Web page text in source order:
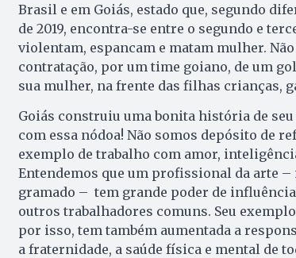
Brasil e em Goiás, estado que, segundo
de 2019, encontra-se entre o segundo e
violentam, espancam e matam mulher.
contratação, por um time goiano, de um
sua mulher, na frente das filhas crianças,
Goiás construiu uma bonita história de
com essa nódoa! Não somos depósito de
exemplo de trabalho com amor,
Entendemos que um profissional da arte –
gramado – tem grande poder de
outros trabalhadores comuns. Seu
por isso, tem também aumentada a
a fraternidade, a saúde física e mental de